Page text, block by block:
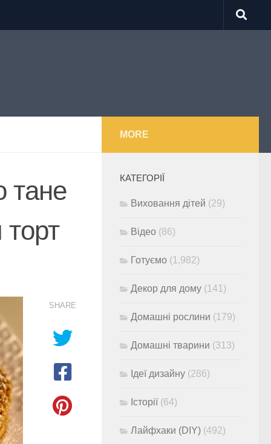
тане
SHARE
MORE
КАТЕГОРІЇ
Виховання дітей (29)
Відео (86)
Готуємо (1,982)
Декор для дому (141)
Домашні рослини (179)
Домашні тварини (313)
Ідеї дизайну (286)
Історії(64)
Лайфхаки (DIY) (492)